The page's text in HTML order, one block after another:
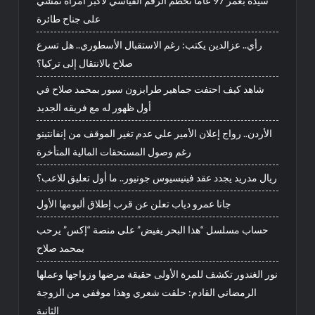
على جناح طائرة
رأي.. عزالدين يكتب: رغم الاستقبال الأسطوري.. هل تسرع
صلاح بالانتقال إلى تركيا؟
شاهد كيف احتفت جماهير طرابزون سبور بمحمد صلاح في
أول ظهور له مع فريقه الجديد
الأردن.. رواج إعلان الأمير علي عدم تغير الموقف من إنفانتينو
رغم وصول المستحقات المالية المتأخرة
ريال مدريد يجدد عقد فينيسيوس جونيور.. ما أول تعليق للاعب؟
جانا عمرو دياب تعلن عن قرب إطلاق ألبومها الأول
حساب مسلسل “هذا البحر يفيض” على منصة “إكس” يرحب
بمحمد صلاح
نور الغندور تكشف للمرة الأولى حقيقة مرضها وزواجها وعملها
الرمضاني القادم: حلقت شعري وهذا موقفي من الزوجة
الثانية